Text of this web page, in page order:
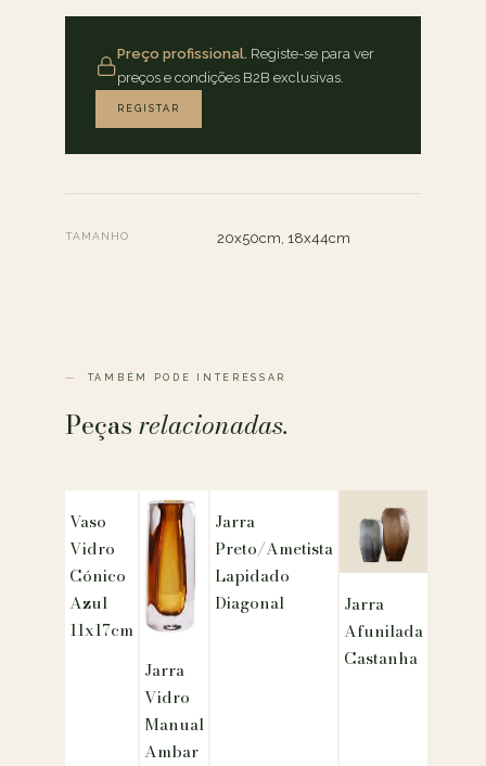
Preço profissional. Registe-se para ver
preços e condições B2B exclusivas.
REGISTAR
TAMANHO 20x50cm, 18x44cm
TAMBÉM PODE INTERESSAR
Peçasrelacionadas.
Vaso
Vidro
Cónico
Azul
11x17cm
Jarra
Vidro
Manual
Ambar
Jarra
Preto/Ametista
Lapidado
Diagonal
Jarra
Afunilada
Castanha